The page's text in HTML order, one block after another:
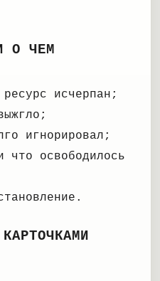
О ЧЕМ
исчерпан;
игнорировал;
что освободилось